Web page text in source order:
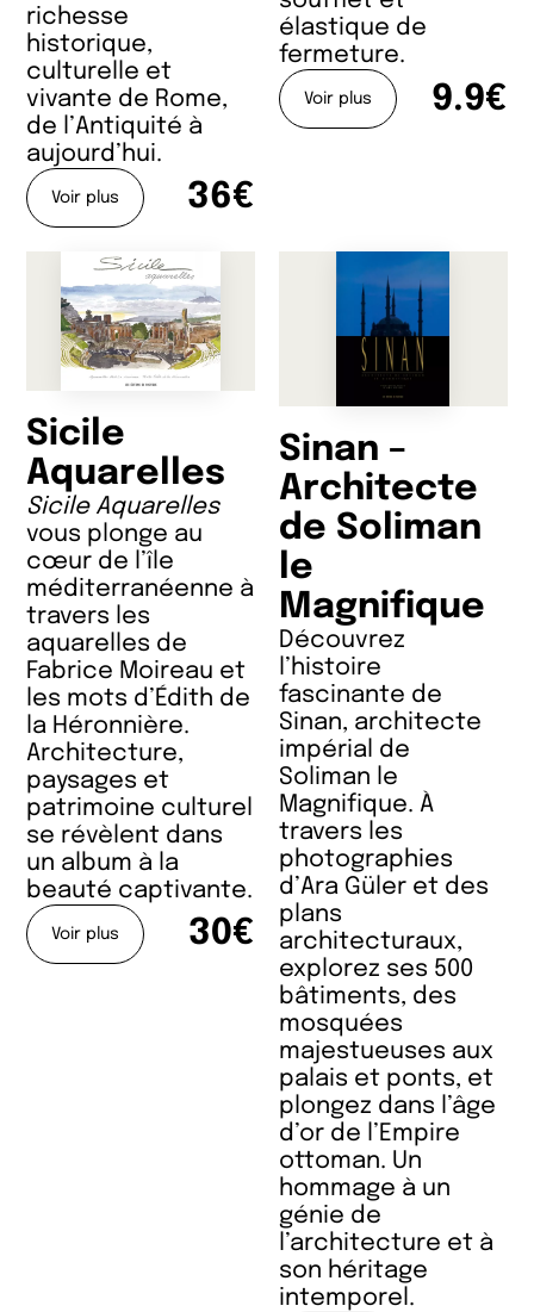
richesse
historique,
culturelle et
vivante de Rome,
de l’Antiquité à
aujourd’hui.
Voir plus 36€
élastique de
fermeture.
Voir plus 9.9€
Sicile
Aquarelles
Sicile Aquarelles
vous plonge au
cœur de l’île
méditerranéenne à
travers les
aquarelles de
Fabrice Moireau et
les mots d’Édith de
la Héronnière.
Architecture,
paysages et
patrimoine culturel
se révèlent dans
un album à la
beauté captivante.
Voir plus 30€
Sinan –
Architecte
de Soliman
le
Magnifique
Découvrez
l’histoire
fascinante de
Sinan, architecte
impérial de
Soliman le
Magnifique. À
travers les
photographies
d’Ara Güler et des
plans
architecturaux,
explorez ses 500
bâtiments, des
mosquées
majestueuses aux
palais et ponts, et
plongez dans l’âge
d’or de l’Empire
ottoman. Un
hommage à un
génie de
l’architecture et à
son héritage
intemporel.